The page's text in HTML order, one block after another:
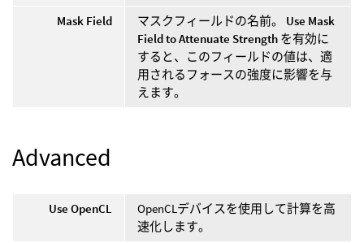
Mask Field マスクフィールドの名前。 Use Mask
Field to Attenuate Strength を有効に
すると、このフィールドの値は、適
用されるフォースの強度に影響を与
えます。
Advanced
Use OpenCL
OpenCLデバイスを使用して計算を高
速化します。